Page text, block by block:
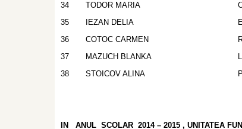
34
TODOR MARIA
35
IEZAN DELIA
36
COTOC CARMEN
37
MAZUCH BLANKA
38
STOICOV ALINA
IN ANUL SCOLAR 2014 – 2015 , UNITATEA